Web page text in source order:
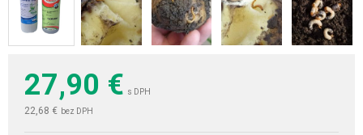
27,90 € s DPH
22,68 € bez DPH